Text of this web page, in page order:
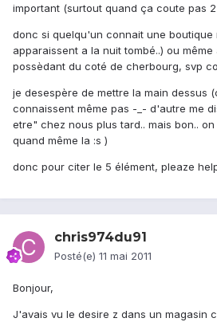
important (surtout quand ça coute pas
donc si quelqu'un connait une boutique
apparaissent a la nuit tombé..) ou
possèdant du coté de cherbourg, svp
je desespère de mettre la main dessus
connaissent même pas -_- d'autre me
etre" chez nous plus tard.. mais bon..
quand même la :s )
donc pour citer le 5 élément, pleaze
chris974du91
Posté(e) 11 mai 2011
Bonjour,
J'avais vu le desire z dans un magasin